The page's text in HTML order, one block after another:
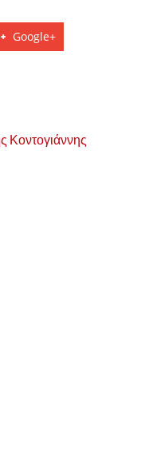
Google+
Κοντογιάννης